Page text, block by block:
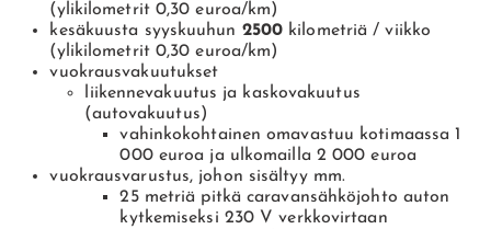
(ylikilometrit 0,30 euroa/km)
kesäkuusta syyskuuhun 2500 kilometriä / viikko
(ylikilometrit 0,30 euroa/km)
vuokrausvakuutukset
liikennevakuutus ja kaskovakuutus
(autovakuutus)
vahinkokohtainen omavastuu kotimaassa 1
000 euroa ja ulkomailla 2 000 euroa
vuokrausvarustus, johon sisältyy mm.
25 metriä pitkä caravansähköjohto auton
kytkemiseksi 230 V verkkovirtaan